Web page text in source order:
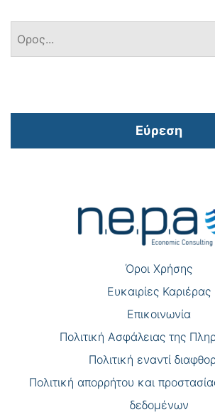
Εύρεση
άρθρων
Όροι Χρήσης
Eυκαιρίες Καριέρας
Επικοινωνία
Πολιτική Ασφάλειας της
Πολιτική εναντί
Πολιτική απορρήτου και
δεδομένων